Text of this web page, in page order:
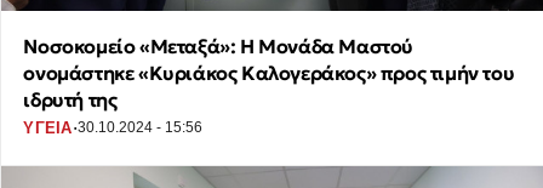
Νοσοκομείο «Μεταξά»: Η Μονάδα Μαστού
ονομάστηκε «Κυριάκος Καλογεράκος» προς τιμήν του
ιδρυτή της
ΥΓΕΙΑ·30.10.2024 - 15:56